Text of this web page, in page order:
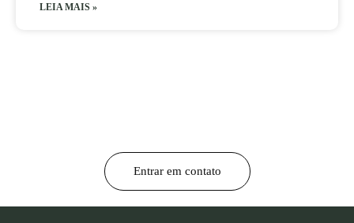
LEIA MAIS »
Entrar em contato